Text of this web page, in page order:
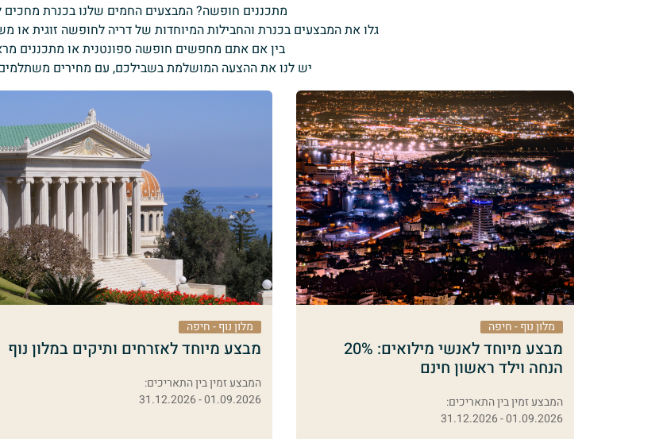
מתכננים חופשה? המבצעים החמים שלנו בכנרת מחכים
גלו את המבצעים בכנרת והחבילות המיוחדות של דריה לחופשה זוגית או
בין אם אתם מחפשים חופשה ספונטנית או מתכננים
יש לנו את ההצעה המושלמת בשבילכם, עם מחירים
מלון נוף - חיפה
מבצע מיוחד לאנשי מילואים: 20%
הנחה וילד ראשון חינם
המבצע זמין בין התאריכים:
01.09.2026 - 31.12.2026
מלון נוף - חיפה
מבצע מיוחד לאזרחים ותיקים במלון נוף
המבצע זמין בין התאריכים:
01.09.2026 - 31.12.2026